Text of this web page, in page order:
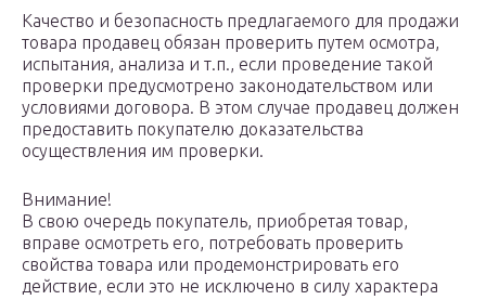
Качество и безопасность предлагаемого для продажи
товара продавец обязан проверить путем осмотра,
испытания, анализа и т.п., если проведение такой
проверки предусмотрено законодательством или
условиями договора. В этом случае продавец должен
предоставить покупателю доказательства
осуществления им проверки.
Внимание!
В свою очередь покупатель, приобретая товар,
вправе осмотреть его, потребовать проверить
свойства товара или продемонстрировать его
действие, если это не исключено в силу характера